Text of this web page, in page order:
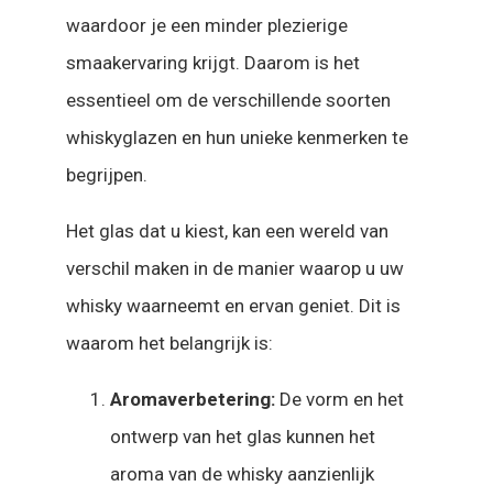
waardoor je een minder plezierige
smaakervaring krijgt. Daarom is het
essentieel om de verschillende soorten
whiskyglazen en hun unieke kenmerken te
begrijpen.
Het glas dat u kiest, kan een wereld van
verschil maken in de manier waarop u uw
whisky waarneemt en ervan geniet. Dit is
waarom het belangrijk is:
Aromaverbetering: De vorm en het
ontwerp van het glas kunnen het
aroma van de whisky aanzienlijk